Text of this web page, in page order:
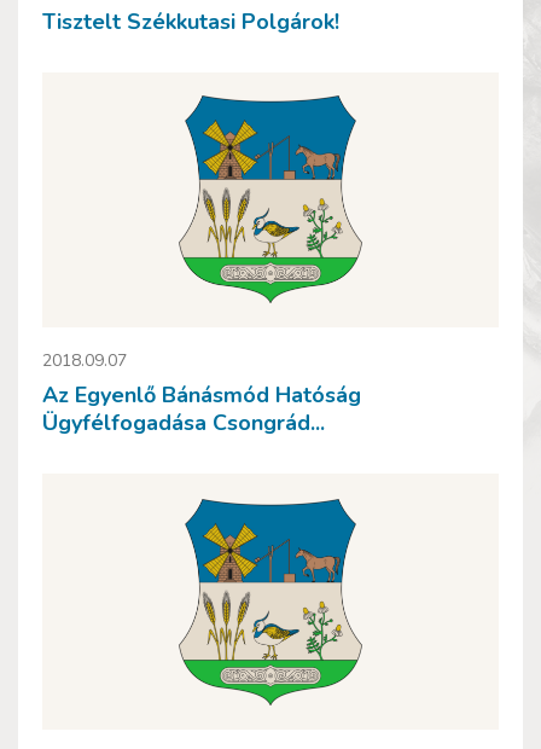
Tisztelt Székkutasi Polgárok!
2018.09.07
Az Egyenlő Bánásmód Hatóság
Ügyfélfogadása Csongrád...